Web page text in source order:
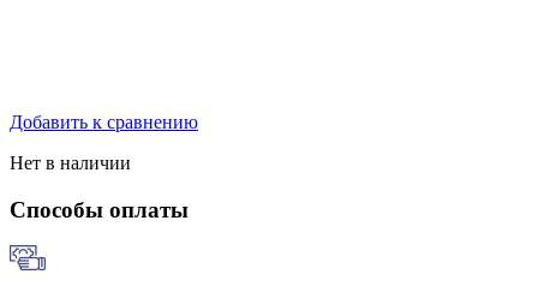
Добавить к сравнению
Нет в наличии
Способы оплаты